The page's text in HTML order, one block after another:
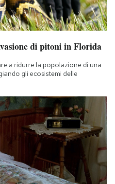
di pitoni in Florida
a ridurre la popolazione di una
gli ecosistemi delle